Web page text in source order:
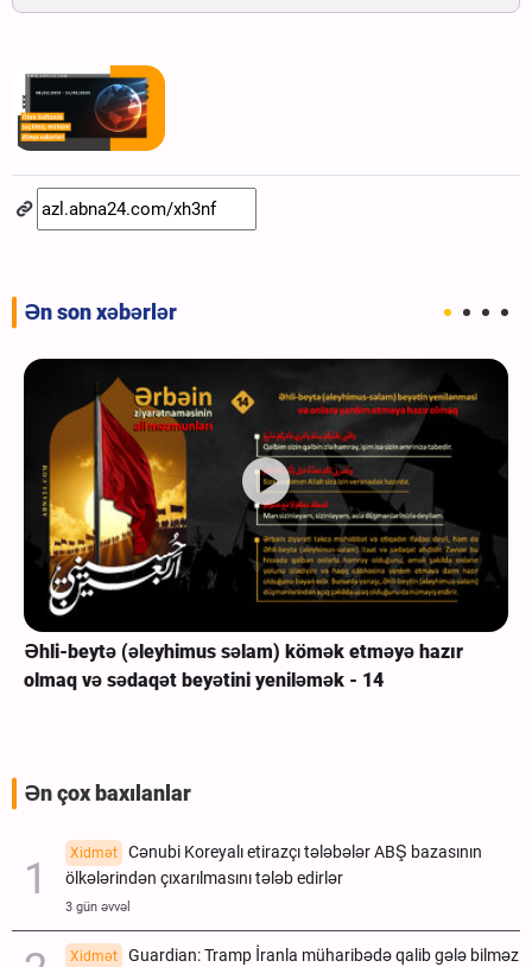
Ən son xəbərlər
Əhli-beytə (əleyhimus səlam) kömək etməyə hazır
olmaq və sədaqət beyətini yeniləmək - 14
Ən çox baxılanlar
Xidmət
Cənubi Koreyalı etirazçı tələbələr ABŞ bazasının
ölkələrindən çıxarılmasını tələb edirlər
3 gün əvvəl
Xidmət Guardian: Tramp İranla müharibədə qalib gələ bilməz